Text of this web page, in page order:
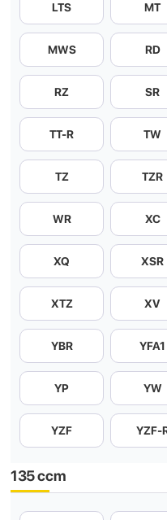
LTS MT
MWS RD
RZ SR
TT-R TW
TZ TZR
WR XC
XQ XSR
XTZ XV
YBR YFA1
YP YW
YZF YZF-
135 ccm